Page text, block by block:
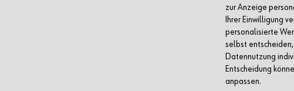
zur Anzeige
Ihrer Einwilligung
personalisierte
selbst
Datennutzung
Entscheidung
anpassen.